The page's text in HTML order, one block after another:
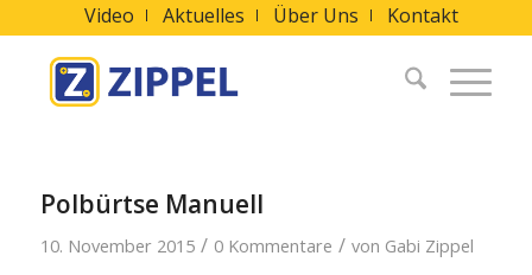
Video Aktuelles Über Uns Kontakt
Polbürtse Manuell
10. November 2015 / 0 Kommentare / von Gabi Zippel